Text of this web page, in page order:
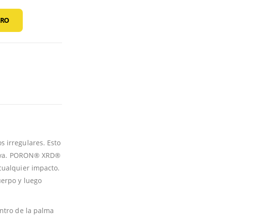
irregulares. Esto
PORON® XRD®
impacto.
y luego
de la palma